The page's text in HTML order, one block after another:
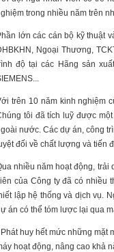
trong nhiều năm trên
lớn các cán bộ kỹ thuật
Ngoại Thương,
độ tại các Hãng sản
trên 10 năm kinh nghiệm
tôi đã tích luỹ được
nước. Các dự án, công
đối về chất lượng và tiến
nhiều năm hoạt động, trải
của Công ty đã có nhiều
lập hệ thống và dịch vụ.
án có thể tóm lược lại qua
huy hết mức những mặt
hoạt động, nâng cao khả